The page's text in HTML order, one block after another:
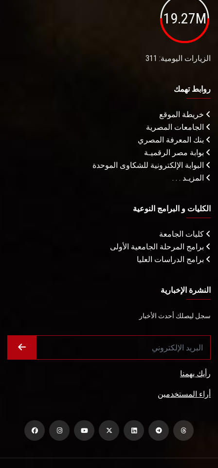
19.27M
الزيارات اليومية: 311
روابط تهمك
خريطة الموقع
الجامعات المصرية
بنك المعرفة المصري
بوابة مصر الرقميـة
البوابة الإلكترونية للشكاوى الموحدة
المزيـد . . .
الكليات و البرامج النوعية
كليات الجامعة
برامج المرحلة الجامعية الأولى
برامج الدراسات العليا
النشرة الإخبارية
سجل ليصلك أحدث الأخبار
رأيك يهمنا
أراء المستخدمين